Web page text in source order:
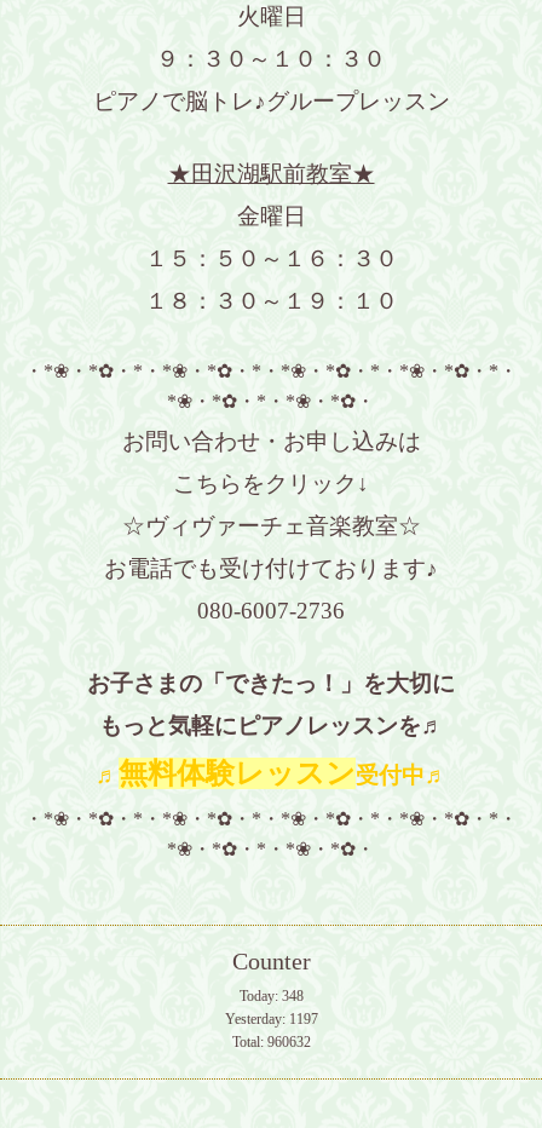
火曜日
９：３０～１０：３０
ピアノで脳トレ♪グループレッスン
★田沢湖駅前教室★
金曜日
１５：５０～１６：３０
１８：３０～１９：１０
・*❀・*✿・*・*❀・*✿・*・*❀・*✿・*・*❀・*✿・*・
*❀・*✿・*・*❀・*✿・
お問い合わせ・お申し込みは
こちらをクリック↓
☆ヴィヴァーチェ音楽教室☆
お電話でも受け付けております♪
080-6007-2736
お子さまの「できたっ！」を大切に
もっと気軽にピアノレッスンを♬
♬ 無料体験レッスン受付中♬
・*❀・*✿・*・*❀・*✿・*・*❀・*✿・*・*❀・*✿・*・
*❀・*✿・*・*❀・*✿・
Counter
Today: 348
Yesterday: 1197
Total: 960632